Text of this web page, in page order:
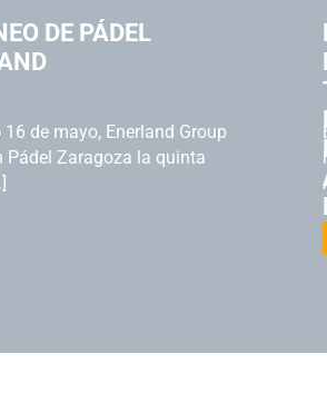
DE PÁDEL
16 de mayo, Enerland Group
Pádel Zaragoza la quinta